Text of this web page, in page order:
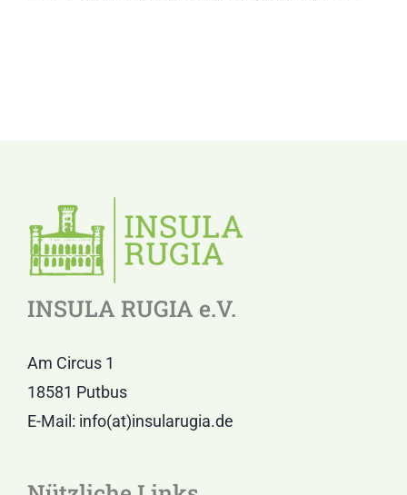
INSULA RUGIA e.V.
Am Circus 1
18581 Putbus
E-Mail: info(at)insularugia.de